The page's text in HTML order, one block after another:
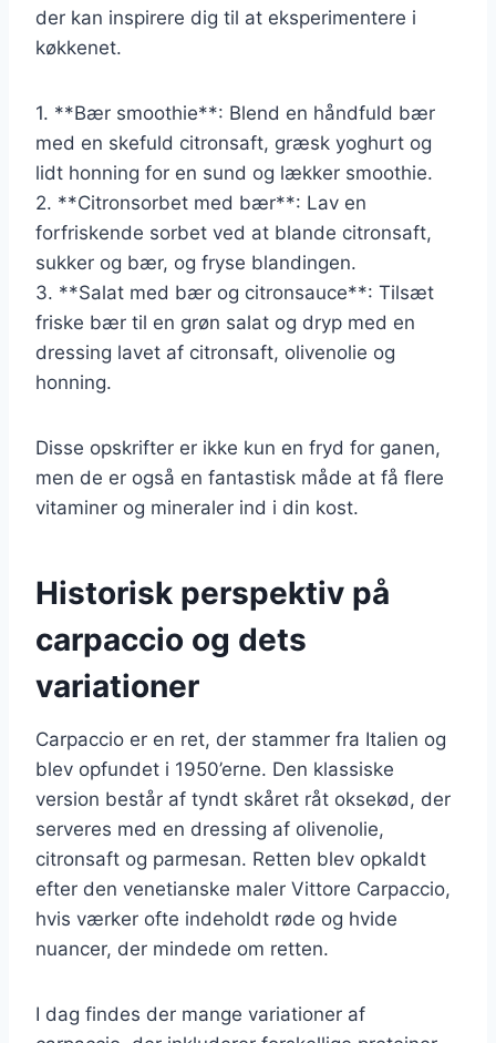
der kan inspirere dig til at eksperimentere i
køkkenet.
1. **Bær smoothie**: Blend en håndfuld bær
med en skefuld citronsaft, græsk yoghurt og
lidt honning for en sund og lækker smoothie.
2. **Citronsorbet med bær**: Lav en
forfriskende sorbet ved at blande citronsaft,
sukker og bær, og fryse blandingen.
3. **Salat med bær og citronsauce**: Tilsæt
friske bær til en grøn salat og dryp med en
dressing lavet af citronsaft, olivenolie og
honning.
Disse opskrifter er ikke kun en fryd for ganen,
men de er også en fantastisk måde at få flere
vitaminer og mineraler ind i din kost.
Historisk perspektiv på
carpaccio og dets
variationer
Carpaccio er en ret, der stammer fra Italien og
blev opfundet i 1950’erne. Den klassiske
version består af tyndt skåret råt oksekød, der
serveres med en dressing af olivenolie,
citronsaft og parmesan. Retten blev opkaldt
efter den venetianske maler Vittore Carpaccio,
hvis værker ofte indeholdt røde og hvide
nuancer, der mindede om retten.
I dag findes der mange variationer af